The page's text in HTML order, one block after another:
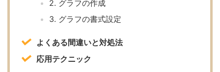
2. グラフの作成
3. グラフの書式設定
よくある間違いと対処法
応用テクニック